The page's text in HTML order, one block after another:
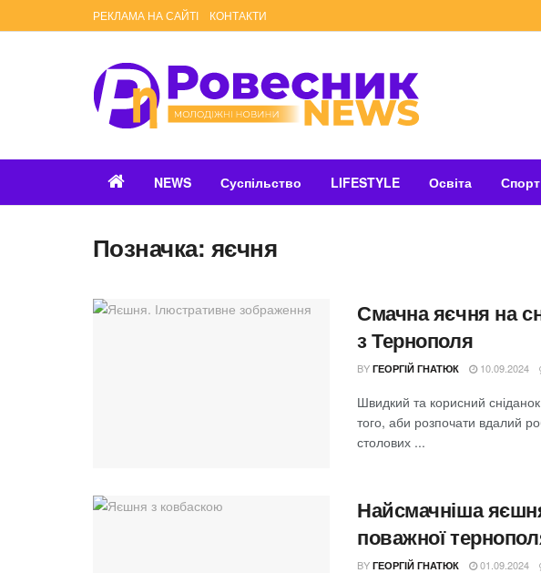
РЕКЛАМА НА САЙТІ КОНТАКТИ
NEWS Суспільство LIFESTYLE Освіта Спорт
Позначка: яєчня
Смачна яєчня на
з Тернополя
BY ГЕОРГІЙ ГНАТЮК 10.09.2024
Швидкий та корисний
того, аби розпочати вдалий
столових ...
Найсмачніша
поважної
BY ГЕОРГІЙ ГНАТЮК 01.09.2024